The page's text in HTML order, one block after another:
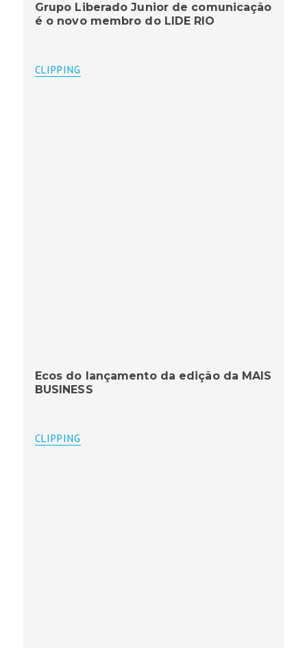
Grupo Liberado Junior de comunicação
é o novo membro do LIDE RIO
CLIPPING
Ecos do lançamento da edição da MAIS
BUSINESS
CLIPPING